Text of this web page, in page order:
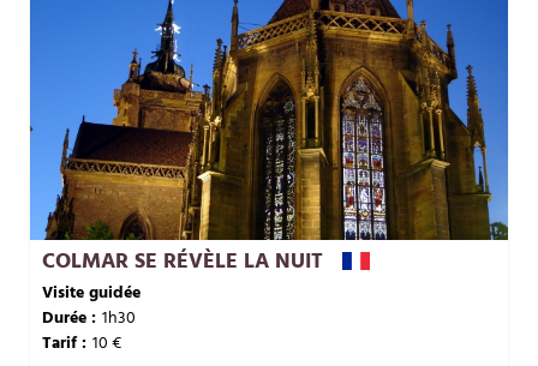
COLMAR SE RÉVÈLE LA NUIT
Visite guidée
Durée : 1h30
Tarif : 10€